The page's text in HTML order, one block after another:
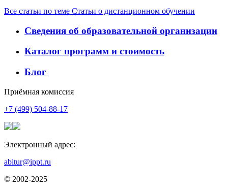
Все статьи по теме Статьи о дистанционном обучении
Сведения об образовательной организации
Каталог программ и стоимость
Блог
Приёмная комиссия
+7 (499) 504-88-17
Электронный адрес:
abitur@ippt.ru
© 2002-2025